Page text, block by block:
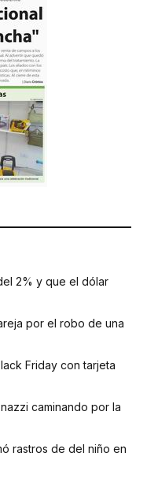
2% y que el dólar
por el robo de una
Friday con tarjeta
caminando por la
rastros de del niño en